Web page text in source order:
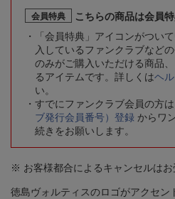
会員特典
こちらの商品は会員
「会員特典」アイコンがつい
入しているファンクラブなど
のみがご購入いただける商品
るアイテムです。詳しくはヘ
い。
すでにファンクラブ会員の方は
ブ発行会員番号）登録 からワ
続きをお願いします。
※ お客様都合によるキャンセルはお
徳島ヴォルティスのロゴがアクセン